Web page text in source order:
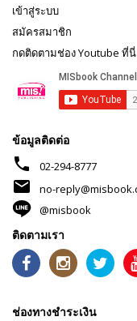
เข้าสู่ระบบ
สมัครสมาชิก
กดติดตามช่อง Youtube ที่นี่
ข้อมูลติดต่อ
phone 02-294-8777
mail
no-
@misbook
ติดตามเรา
ช่องทางชำระเงิน